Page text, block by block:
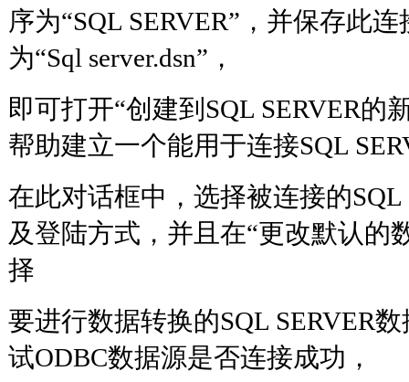
序为“SQL SERVER”，并保存此
为“Sql server.dsn”，
即可打开“创建到SQL SERVER的
帮助建立一个能用于连接SQL
在此对话框中，选择被连接的SQL
及登陆方式，并且在“更改默认的
择
要进行数据转换的SQL SERVER
试ODBC数据源是否连接成功，